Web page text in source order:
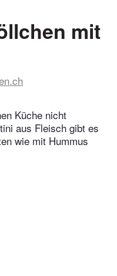
mit
Küche nicht
aus Fleisch gibt es
wie mit Hummus